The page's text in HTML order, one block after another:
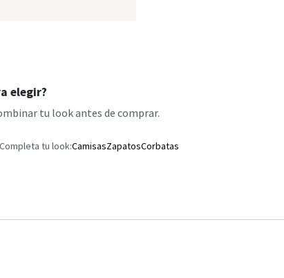
elegir?
tu look antes de comprar.
Completa tu look:CamisasZapatosCorbatas